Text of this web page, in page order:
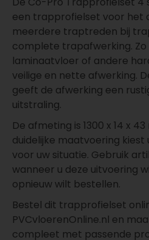
een trapprofielset voor het
meerdere traptreden bij
complete trapafwerking. Zo
laminaatvloer of andere
veilige en nette afwerking.
geeft de afwerking een
uitstraling.
De afmeting is 1300 x 14 x
duidelijke maatvoering kiest
voor uw situatie. Gebruik
wanneer u deze uitvoering
opnieuw wilt bestellen.
Bestel dit trapprofielset
PVCvloerenOnline.nl en
compleet met passende